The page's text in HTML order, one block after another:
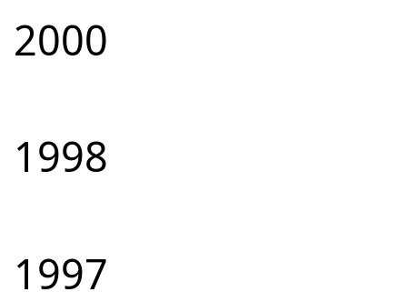
2000
1998
1997